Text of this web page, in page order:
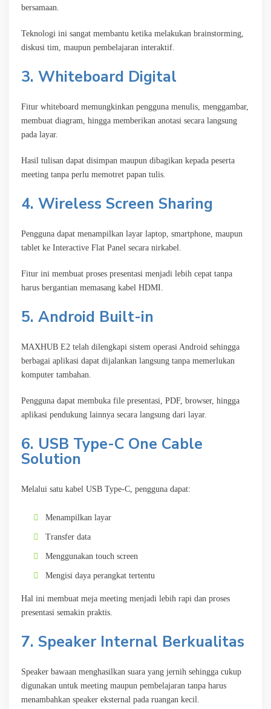
bersamaan.
Teknologi ini sangat membantu ketika melakukan brainstorming,
diskusi tim, maupun pembelajaran interaktif.
3. Whiteboard Digital
Fitur whiteboard memungkinkan pengguna menulis, menggambar,
membuat diagram, hingga memberikan anotasi secara langsung
pada layar.
Hasil tulisan dapat disimpan maupun dibagikan kepada peserta
meeting tanpa perlu memotret papan tulis.
4. Wireless Screen Sharing
Pengguna dapat menampilkan layar laptop, smartphone, maupun
tablet ke Interactive Flat Panel secara nirkabel.
Fitur ini membuat proses presentasi menjadi lebih cepat tanpa
harus bergantian memasang kabel HDMI.
5. Android Built-in
MAXHUB E2 telah dilengkapi sistem operasi Android sehingga
berbagai aplikasi dapat dijalankan langsung tanpa memerlukan
komputer tambahan.
Pengguna dapat membuka file presentasi, PDF, browser, hingga
aplikasi pendukung lainnya secara langsung dari layar.
6. USB Type-C One Cable
Solution
Melalui satu kabel USB Type-C, pengguna dapat:
Menampilkan layar
Transfer data
Menggunakan touch screen
Mengisi daya perangkat tertentu
Hal ini membuat meja meeting menjadi lebih rapi dan proses
presentasi semakin praktis.
7. Speaker Internal Berkualitas
Speaker bawaan menghasilkan suara yang jernih sehingga cukup
digunakan untuk meeting maupun pembelajaran tanpa harus
menambahkan speaker eksternal pada ruangan kecil.